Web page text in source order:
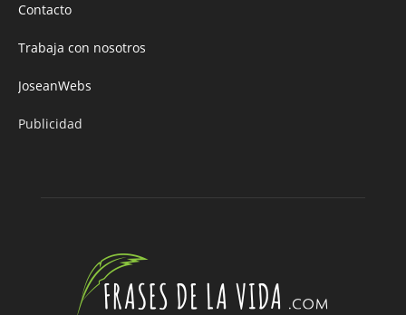
Contacto
Trabaja con nosotros
JoseanWebs
Publicidad